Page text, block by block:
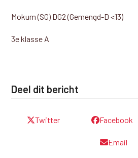
Mokum (SG) DG2 (Gemengd-D <13)
3e klasse A
Deel dit bericht
Twitter Facebook
Email